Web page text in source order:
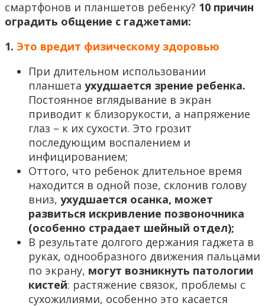
смартфонов и планшетов ребенку? 10 причин
оградить общение с гаджетами:
1. Это вредит физическому здоровью
При длительном использовании
планшета ухудшается зрение ребенка.
Постоянное вглядывание в экран
приводит к близорукости, а напряжение
глаз – к их сухости. Это грозит
последующим воспалением и
инфицированием;
Оттого, что ребенок длительное время
находится в одной позе, склонив голову
вниз, ухудшается осанка, может
развиться искривление позвоночника
(особенно страдает шейный отдел);
В результате долгого держания гаджета в
руках, однообразного движения пальцами
по экрану, могут возникнуть патологии
кистей: растяжение связок, проблемы с
сухожилиями, особенно это касается